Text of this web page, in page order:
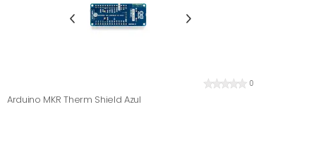
0
Arduino MKR Therm Shield Azul